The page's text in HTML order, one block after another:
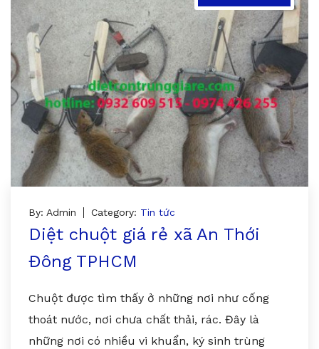
By: Admin Category: Tin tức
Diệt chuột giá rẻ xã An Thới
Đông TPHCM
Chuột được tìm thấy ở những nơi như cống
thoát nước, nơi chưa chất thải, rác. Đây là
những nơi có nhiều vi khuẩn, ký sinh trùng